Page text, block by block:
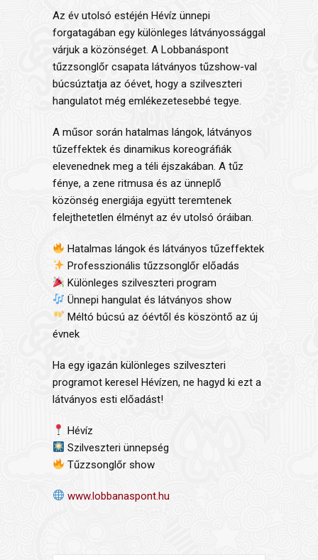
Az év utolsó estéjén Hévíz ünnepi
forgatagában egy különleges látványossággal
várjuk a közönséget. A Lobbanáspont
tűzzsonglőr csapata látványos tűzshow-val
búcsúztatja az óévet, hogy a szilveszteri
hangulatot még emlékezetesebbé tegye.
A műsor során hatalmas lángok, látványos
tűzeffektek és dinamikus koreográfiák
elevenednek meg a téli éjszakában. A tűz
fénye, a zene ritmusa és az ünneplő
közönség energiája együtt teremtenek
felejthetetlen élményt az év utolsó óráiban.
Hatalmas lángok és látványos tűzeffektek
Professzionális tűzzsonglőr előadás
Különleges szilveszteri program
Ünnepi hangulat és látványos show
Méltó búcsú az óévtől és köszöntő az új
évnek
Ha egy igazán különleges szilveszteri
programot keresel Hévízen, ne hagyd ki ezt a
látványos esti előadást!
Hévíz
Szilveszteri ünnepség
Tűzzsonglőr show
www.lobbanaspont.hu